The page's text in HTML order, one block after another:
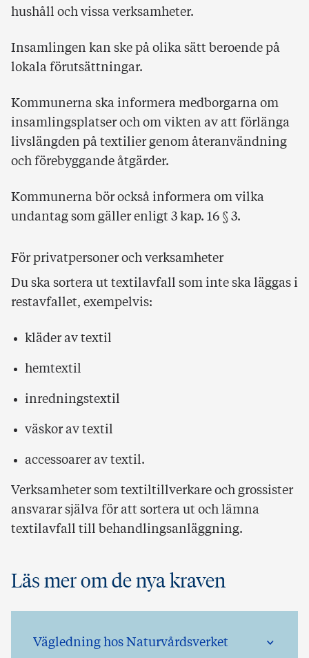
hushåll och vissa verksamheter.
Insamlingen kan ske på olika sätt beroende på
lokala förutsättningar.
Kommunerna ska informera medborgarna om
insamlingsplatser och om vikten av att förlänga
livslängden på textilier genom återanvändning
och förebyggande åtgärder.
Kommunerna bör också informera om vilka
undantag som gäller enligt 3 kap. 16 § 3.
För privatpersoner och verksamheter
Du ska sortera ut textilavfall som inte ska läggas i
restavfallet, exempelvis:
kläder av textil
hemtextil
inredningstextil
väskor av textil
accessoarer av textil.
Verksamheter som textiltillverkare och grossister
ansvarar själva för att sortera ut och lämna
textilavfall till behandlingsanläggning.
Läs mer om de nya kraven
Vägledning hos Naturvårdsverket